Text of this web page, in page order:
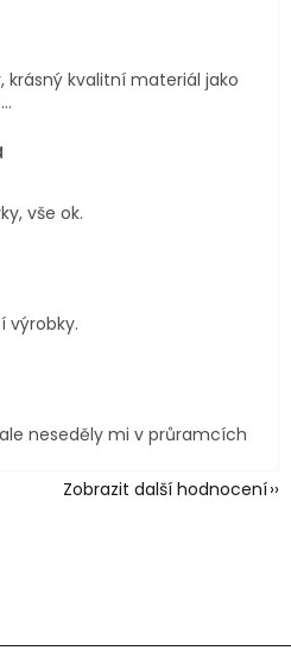
5 hvězdiček.
krásný kvalitní materiál jako
5 hvězdiček.
vše ok.
hvězdiček.
výrobky.
5 hvězdiček.
neseděly mi v průramcích
Zobrazit další hodnocení